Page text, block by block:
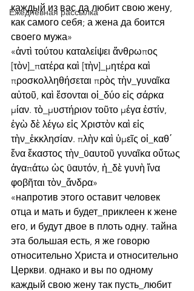
Ежедневная рассылка
каждый из вас да любит свою жену,
как самого себя; а жена да боится
своего мужа»
«ἀντὶ τούτου καταλείψει ἄνθρωπος
[τὸν]_πατέρα καὶ [τὴν]_μητέρα καὶ
προσκολληθήσεται πρὸς τὴν_γυναῖκα
αὐτοῦ, καὶ ἔσονται οἱ_δύο εἰς σάρκα
μίαν. τὸ_μυστήριον τοῦτο μέγα ἐστίν,
ἐγὼ δὲ λέγω εἰς Χριστὸν καὶ εἰς
τὴν_ἐκκλησίαν. πλὴν καὶ ὑμεῖς οἱ_καθ΄
ἕνα ἕκαστος τὴν_ῡαυτοῦ γυναῖκα οὕτως
ἀγαπάτω ὡς ῡαυτόν, ἡ_δὲ γυνὴ ἵνα
φοβῆται τὸν_ἄνδρα»
«напротив этого оставит человек
отца и мать и будет_приклеен к жене
его, и будут двое в плоть одну. тайна
эта большая есть, я же говорю
относительно Христа и относительно
Церкви. однако и вы по одному
каждый свою жену так пусть_любит